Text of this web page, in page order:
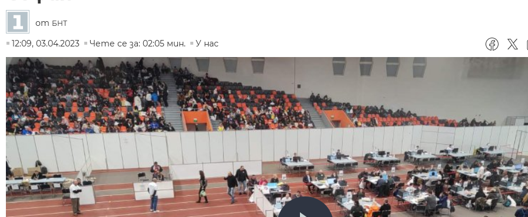
от БНТ
12:09, 03.04.2023
Чете се за: 02:05 мин. У нас